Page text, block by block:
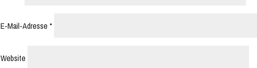
E-Mail-Adresse *
Website